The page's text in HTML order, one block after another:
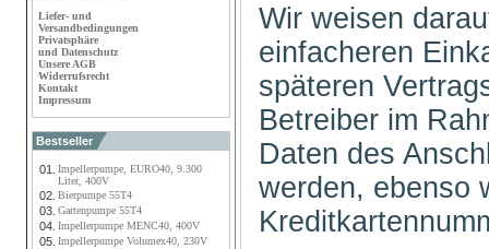
Liefer- und
Versandbedingungen
Privatsphäre
und Datenschutz
Unsere AGB
Widerrufsrecht
Kontakt
Impressum
Bestseller
01.
Impellerpumpe, EURO40, 9.300
Liter, 400V
02. Bierpumpe 55T4
03. Gartenpumpe 55T4
04. Impellerpumpe MENC40, 400V
05. Impellerpumpe Volumex40, 230V
Wir weisen
einfacheren
späteren
Betreiber im
Daten des
werden, ebenso